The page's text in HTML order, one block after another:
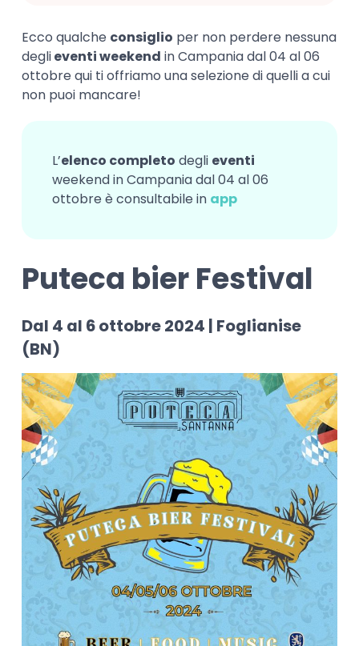
Ecco qualche consiglio per non perdere nessuna
deglieventi weekend in Campania dal 04 al 06
ottobre qui ti offriamo una selezione di quelli a cui
non puoi mancare!
L’elenco completo degli eventi
weekend in Campania dal 04 al 06
ottobre è consultabile in app
Puteca bier Festival
Dal 4 al 6 ottobre 2024 | Foglianise
(BN)